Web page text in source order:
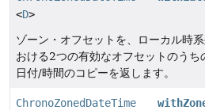
<D>
ゾーン・オフセットを、ローカル時
おける2つの有効なオフセットのう
日付/時間のコピーを返します。
ChronoZonedDateTime